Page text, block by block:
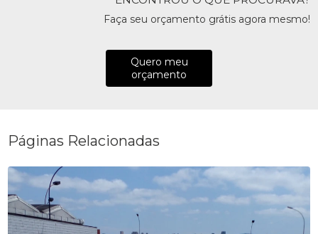
Faça seu orçamento grátis agora mesmo!
Quero meu
orçamento
Páginas Relacionadas